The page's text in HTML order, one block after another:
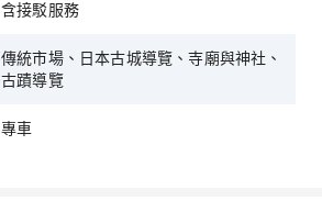
含接駁服務
傳統市場、日本古城導覽、寺廟與神社、
古蹟導覽
專車